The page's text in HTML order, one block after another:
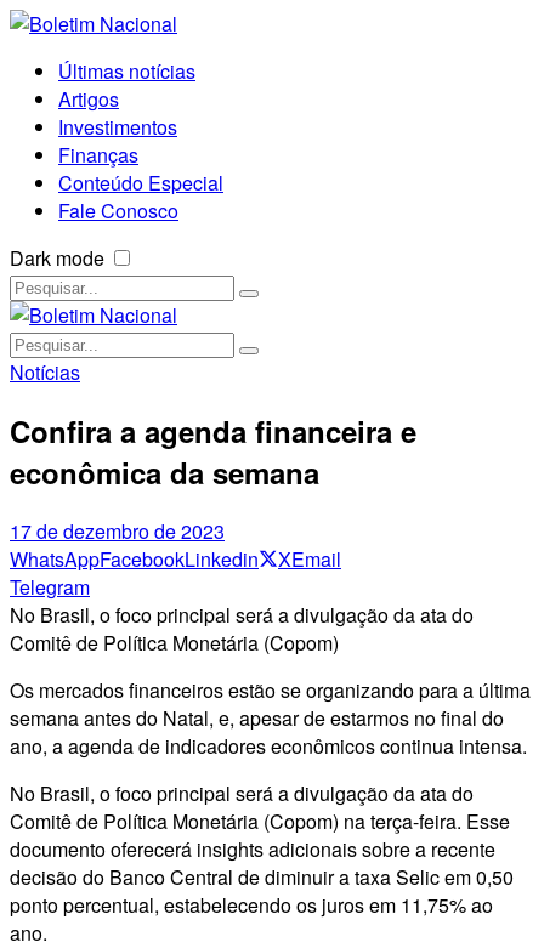
Últimas notícias
Artigos
Investimentos
Finanças
Conteúdo Especial
Fale Conosco
Dark mode
Notícias
Confira a agenda financeira e
econômica da semana
17 de dezembro de 2023
WhatsAppFacebookLinkedin XEmail
Telegram
No Brasil, o foco principal será a divulgação da ata do
Comitê de Política Monetária (Copom)
Os mercados financeiros estão se organizando para a última
semana antes do Natal, e, apesar de estarmos no final do
ano, a agenda de indicadores econômicos continua intensa.
No Brasil, o foco principal será a divulgação da ata do
Comitê de Política Monetária (Copom) na terça-feira. Esse
documento oferecerá insights adicionais sobre a recente
decisão do Banco Central de diminuir a taxa Selic em 0,50
ponto percentual, estabelecendo os juros em 11,75% ao
ano.